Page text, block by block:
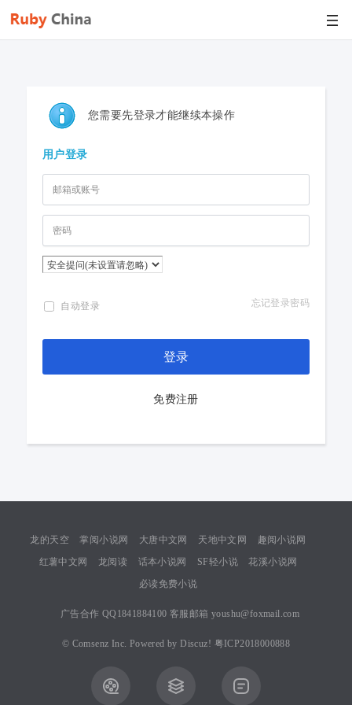
您需要先登录才能继续本操作
用户登录
自动登录 忘记登录密码
登录
免费注册
龙的天空 掌阅小说网 大唐中文网 天地中文网
趣阅小说网
红薯中文网
龙阅读 话本小说网 SF轻小说
花溪小说网
必读免费小说
广告合作 QQ1841884100 客服邮箱 youshu@foxmail.com
© Comsenz Inc. Powered byDiscuz! 粤ICP2018000888